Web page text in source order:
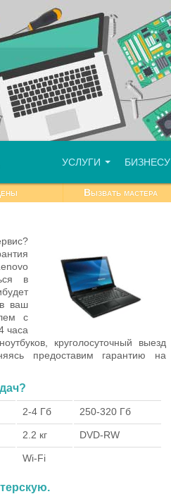
УСЛУГИ БИЗНЕСУ
Вызвать мастера
в
ваш
с
часа
круголосуточный выезд
предоставим гарантию на
2-4 Гб 250-320 Гб
2.2 кг DVD-RW
Wi-Fi